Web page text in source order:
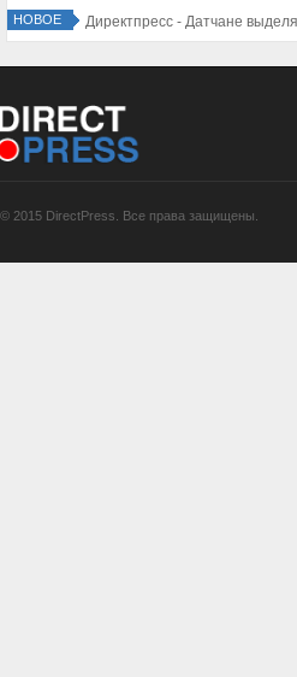
НОВОЕ Директпресс - Датчане
© 2015 DirectPress. Все права защищены.